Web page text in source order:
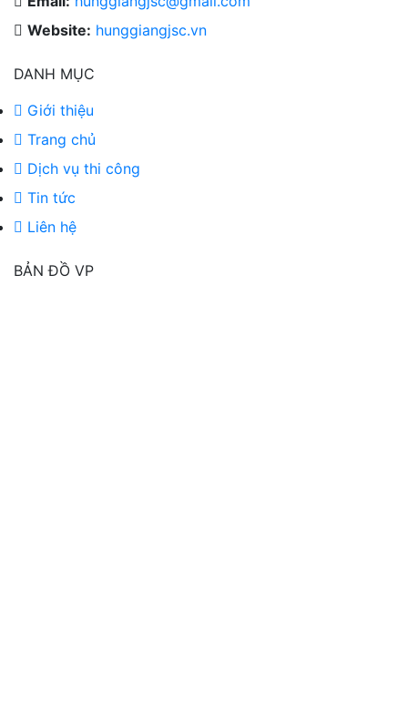
Website: hunggiangjsc.vn
DANH MỤC
Giới thiệu
Trang chủ
Dịch vụ thi công
Tin tức
Liên hệ
BẢN ĐỒ VP